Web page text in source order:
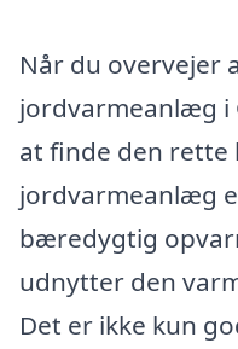
Når du overvejer
jordvarmeanlæg i
at finde den rette
jordvarmeanlæg
bæredygtig
udnytter den
Det er ikke kun